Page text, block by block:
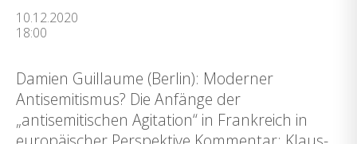
10.12.2020
18:00
Damien Guillaume (Berlin): Moderner
Antisemitismus? Die Anfänge der
„antisemitischen Agitation“ in Frankreich in